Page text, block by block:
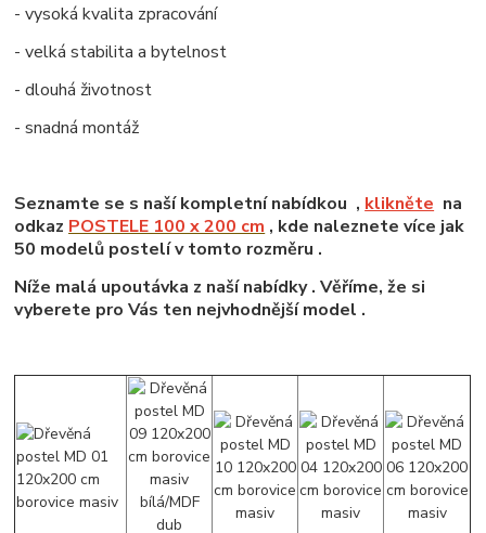
- vysoká kvalita zpracování
- velká stabilita a bytelnost
- dlouhá životnost
- snadná montáž
Seznamte se s naší kompletní nabídkou , klikněte na
odkaz POSTELE 100 x 200 cm , kde naleznete více jak
50 modelů postelí v tomto rozměru .
Níže malá upoutávka z naší nabídky . Věříme, že si
vyberete pro Vás ten nejvhodnější model .